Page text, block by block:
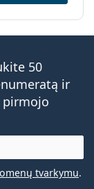
50
ir
pirmojo
tvarkymu.